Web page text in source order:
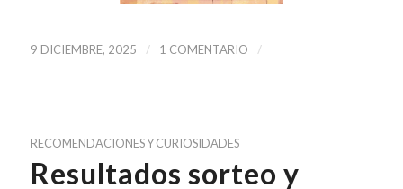
9 DICIEMBRE, 2025 / 1 COMENTARIO /
RECOMENDACIONES Y CURIOSIDADES
Resultados sorteo y